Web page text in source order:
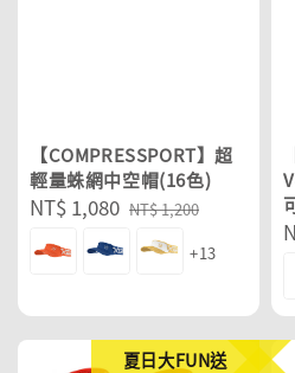
【COMPRESSPORT】超
輕量蛛網中空帽(16色)
Sale
price
NT$ 1,080 Regular
price
NT$ 1,200
+13
夏日大FUN送